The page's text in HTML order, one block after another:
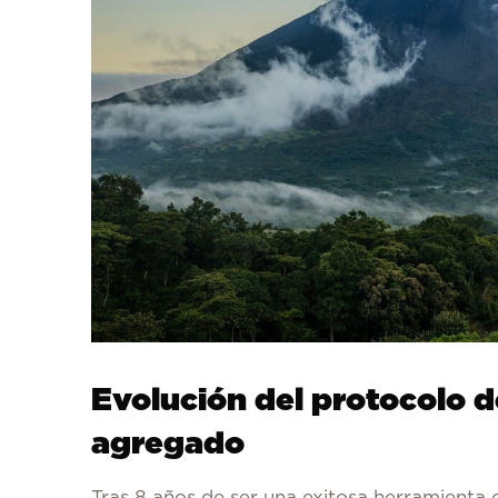
Evolución del protocolo
agregado